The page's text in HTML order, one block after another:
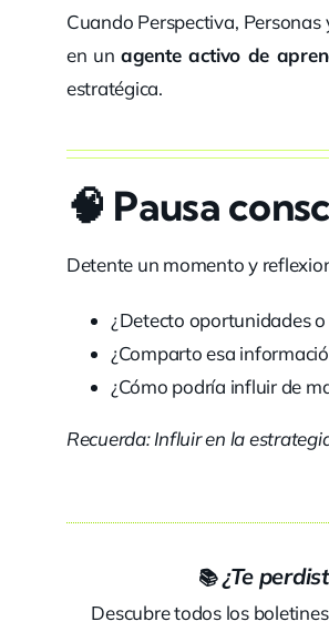
Cuando Perspectiva,
en un agente activo de
estratégica.
🧠 Pausa
Detente un momento y
¿Detecto oportunidades
¿Comparto esa
¿Cómo podría influir de
Recuerda: Influir en la
📚¿Te
Descubre todos los